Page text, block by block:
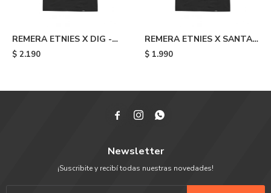
REMERA ETNIES X DIG -
Black
$ 2.190
REMERA ETNIES X SANTA
CRUZ RETRO - Black
$ 1.990
  
Newsletter
¡Suscribite y recibí todas nuestras novedades!